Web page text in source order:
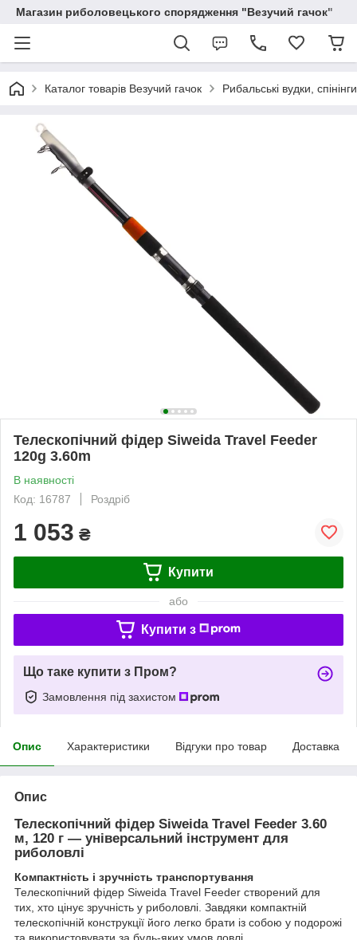
Магазин риболовецького спорядження "Везучий гачок"
Каталог товарів Везучий гачок Рибальські вудки,
Телескопічний фідер Siweida Travel Feeder
120g 3.60m
В наявності
Код: 16787
Роздріб
1 053 ₴
Купити
або
Купити з
Що таке купити з Пром?
Замовлення під захистом
Опис Характеристики Відгуки про товар Доставка
Опис
Телескопічний фідер Siweida Travel Feeder 3.60
м, 120 г — універсальний інструмент для
риболовлі
Компактність і зручність транспортування
Телескопічний фідер Siweida Travel Feeder створений для
тих, хто цінує зручність у риболовлі. Завдяки компактній
телескопічній конструкції його легко брати із собою у подорожі
та використовувати за будь-яких умов ловлі.